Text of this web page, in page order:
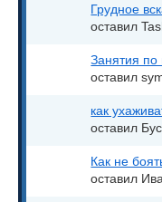
Грудное
оставил
Занятия по
оставил
как
оставил
Как не
оставил